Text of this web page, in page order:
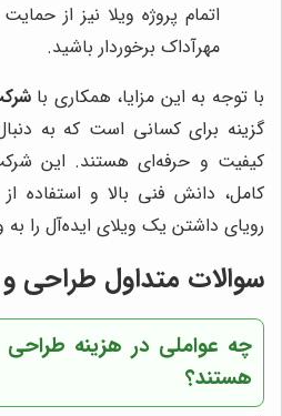
اتمام پروژه ویلا نیز از
مهرآداک برخوردار باشید.
با توجه به این مزایا، همکاری با
گزینه برای کسانی است که به
کیفیت و حرفه‌ای هستند. این
کامل، دانش فنی بالا و استفاده
رویای داشتن یک ویلای ایده‌آل را
سوالات متداول طراحی و
چه عواملی در هزینه طراحی و
هستند؟